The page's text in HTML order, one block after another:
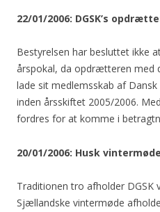
22/01/2006: DGSK’s
Bestyrelsen har besluttet ikke
årspokal, da opdrætteren med
lade sit medlemsskab af
inden årsskiftet 2005/2006.
fordres for at komme i
20/01/2006: Husk
Traditionen tro afholder DGSK
Sjællandske vintermøde